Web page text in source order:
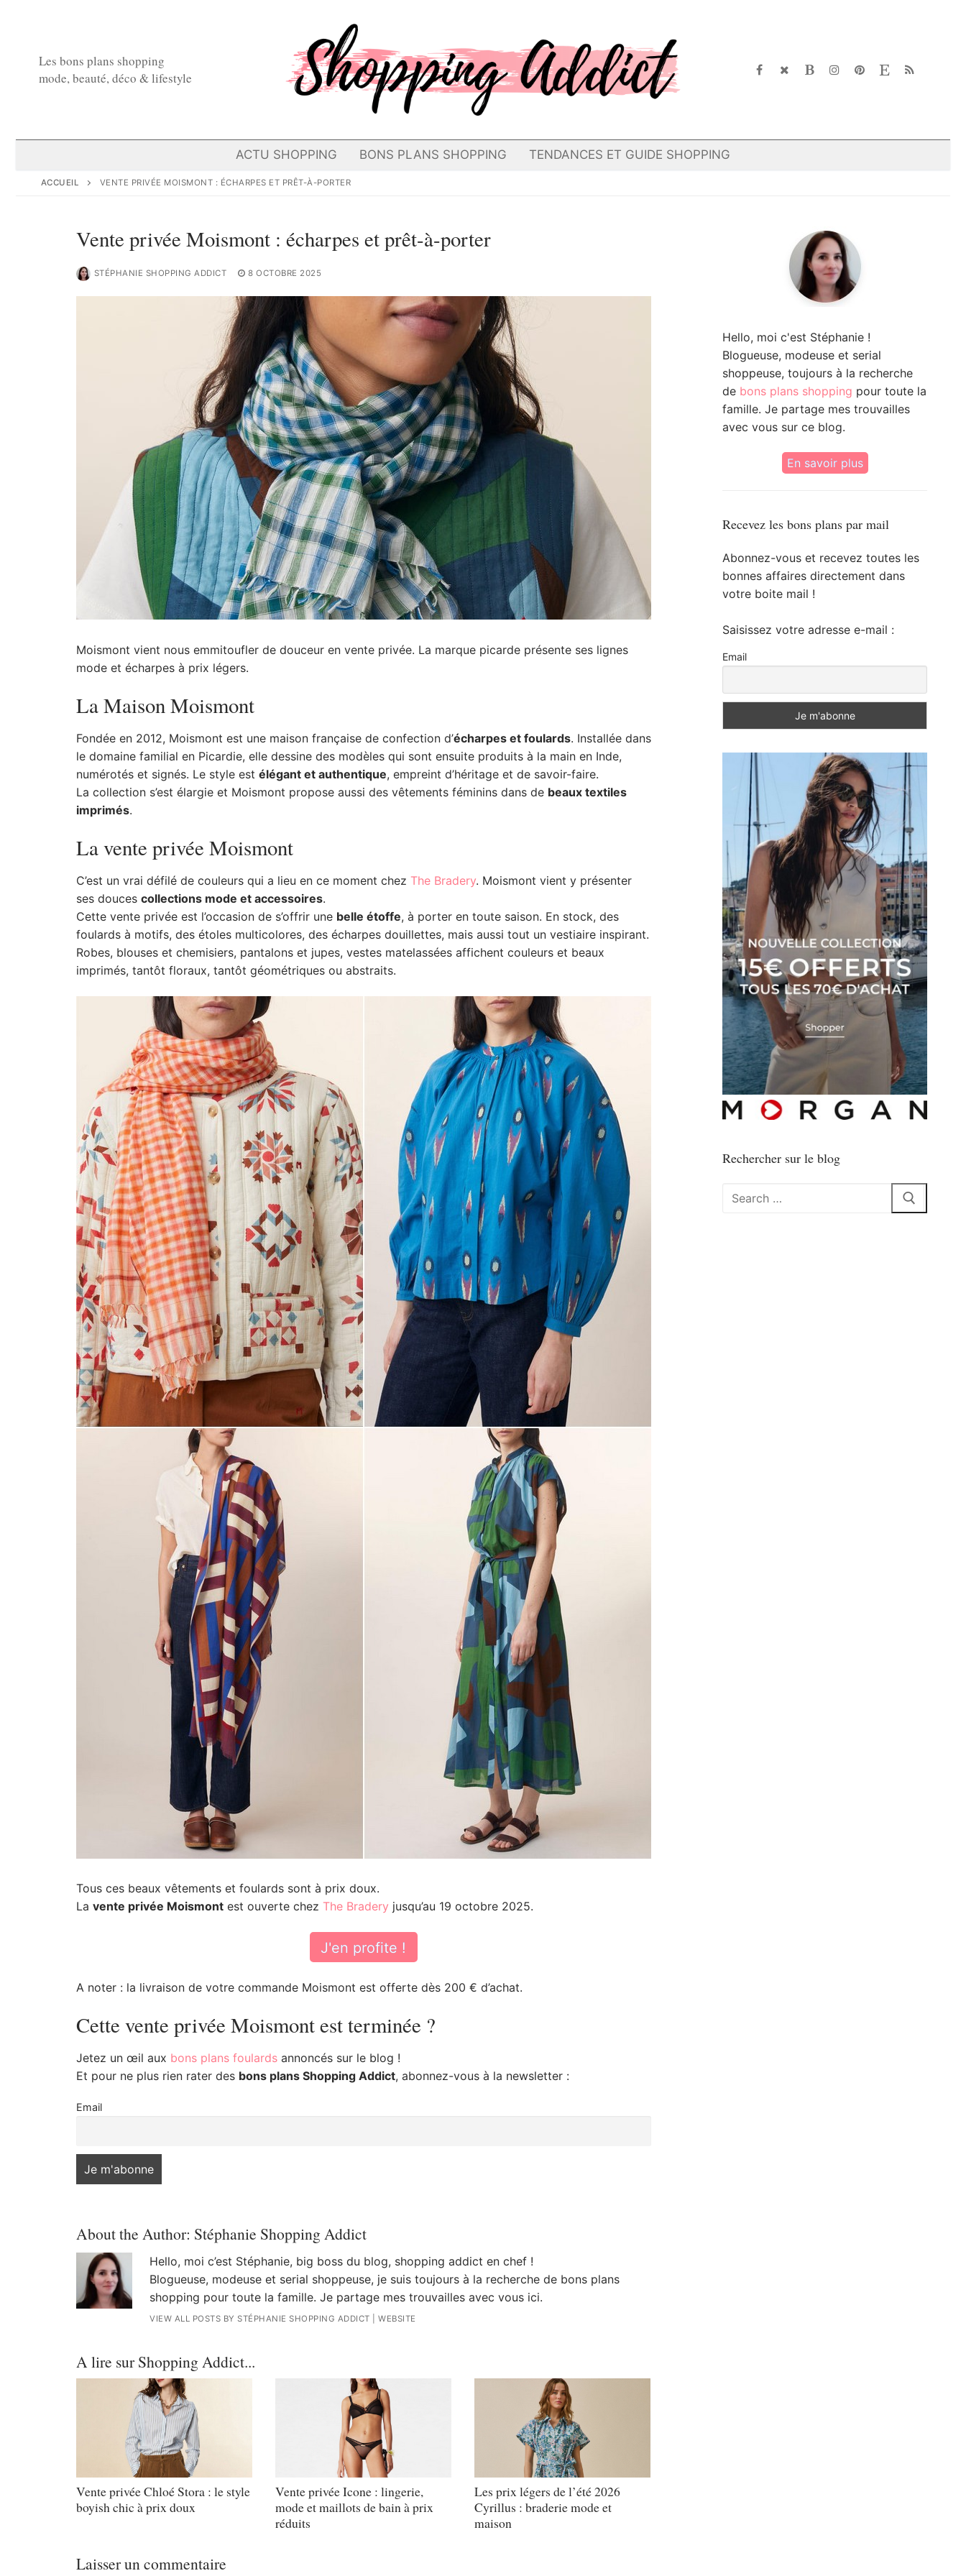
Les bons plans shopping
mode, beauté, déco & lifestyle
ACTU SHOPPING BONS PLANS SHOPPING TENDANCES ET GUIDE SHOPPING
ACCUEIL VENTE PRIVÉE MOISMONT : ÉCHARPES ET PRÊT-À-PORTER
Vente privée Moismont : écharpes et prêt-à-porter
STÉPHANIE SHOPPING ADDICT 8 OCTOBRE 2025
Moismont vient nous emmitoufler de douceur en vente privée. La marque picarde présente ses lignes
mode et écharpes à prix légers.
La Maison Moismont
Fondée en 2012, Moismont est une maison française de confection d’écharpes et foulards. Installée dans
le domaine familial en Picardie, elle dessine des modèles qui sont ensuite produits à la main en Inde,
numérotés et signés. Le style est élégant et authentique, empreint d’héritage et de savoir-faire.
La collection s’est élargie et Moismont propose aussi des vêtements féminins dans de beaux textiles
imprimés.
La vente privée Moismont
C’est un vrai défilé de couleurs qui a lieu en ce moment chez The Bradery. Moismont vient y présenter
ses douces collections mode et accessoires.
Cette vente privée est l’occasion de s’offrir une belle étoffe, à porter en toute saison. En stock, des
foulards à motifs, des étoles multicolores, des écharpes douillettes, mais aussi tout un vestiaire inspirant.
Robes, blouses et chemisiers, pantalons et jupes, vestes matelassées affichent couleurs et beaux
imprimés, tantôt floraux, tantôt géométriques ou abstraits.
Tous ces beaux vêtements et foulards sont à prix doux.
La vente privée Moismontest ouverte chez The Bradery jusqu’au 19 octobre 2025.
J'en profite !
A noter : la livraison de votre commande Moismont est offerte dès 200 € d’achat.
Cette vente privée Moismont est terminée ?
Jetez un œil aux bons plans foulardsannoncés sur le blog !
Et pour ne plus rien rater des bons plans Shopping Addict, abonnez-vous à la newsletter :
Email
About the Author: Stéphanie Shopping Addict
Hello, moi c’est Stéphanie, big boss du blog, shopping addict en chef !
Blogueuse, modeuse et serial shoppeuse, je suis toujours à la recherche de bons plans
shopping pour toute la famille. Je partage mes trouvailles avec vous ici.
VIEW ALL POSTS BY STÉPHANIE SHOPPING ADDICT |WEBSITE
A lire sur Shopping Addict...
Vente privée Chloé Stora : le style
boyish chic à prix doux
Vente privée Icone : lingerie,
mode et maillots de bain à prix
réduits
Les prix légers de l’été 2026
Cyrillus : braderie mode et
maison
Laisser un commentaire
Hello, moi c'est Stéphanie !
Blogueuse, modeuse et serial
shoppeuse, toujours à la recherche
de bons plans shopping pour toute la
famille. Je partage mes trouvailles
avec vous sur ce blog.
En savoir plus
Recevez les bons plans par mail
Abonnez-vous et recevez toutes les
bonnes affaires directement dans
votre boite mail !
Saisissez votre adresse e-mail :
Email
Rechercher sur le blog
Rechercher